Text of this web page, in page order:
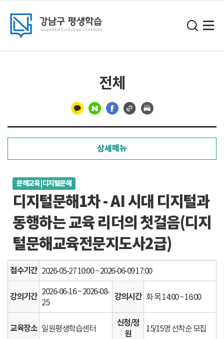
전체
상세메뉴
문해교육 | 디지털문해
디지털문해1차 - AI 시대 디지털과
동행하는 교육 리더의 첫걸음(디지
털문해교육전문지도사2급)
접수기간 2026-05-27 10:00 ~ 2026-06-09 17:00
강의기간 2026-06-16 ~ 2026-08-
25
강의시간 화 목 14:00 ~ 16:00
교육장소 일원평생학습센터
신청/정
원
15/15명 선착순 모집